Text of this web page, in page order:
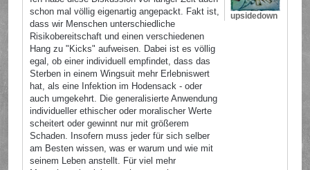
schon mal völlig eigenartig angepackt. Fakt ist,
dass wir Menschen unterschiedliche
Risikobereitschaft und einen verschiedenen
Hang zu "Kicks" aufweisen. Dabei ist es völlig
egal, ob einer individuell empfindet, dass das
Sterben in einem Wingsuit mehr Erlebniswert
hat, als eine Infektion im Hodensack - oder
auch umgekehrt. Die generalisierte Anwendung
individueller ethischer oder moralischer Werte
scheitert oder gewinnt nur mit größerem
Schaden. Insofern muss jeder für sich selber
am Besten wissen, was er warum und wie mit
seinem Leben anstellt. Für viel mehr
upsidedown